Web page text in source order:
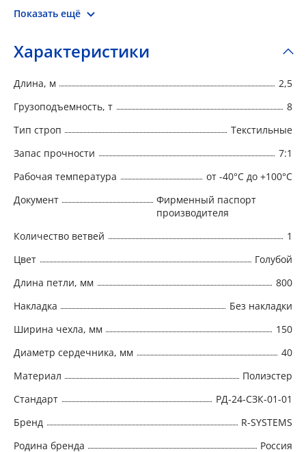
Показать ещё
Характеристики
Длина, м
2,5
Грузоподъемность, т
8
Тип строп
Текстильные
Запас прочности
7:1
Рабочая температура
от -40°C до +100°C
Документ
Фирменный паспорт
производителя
Количество ветвей
1
Цвет
Голубой
Длина петли, мм
800
Накладка
Без накладки
Ширина чехла, мм
150
Диаметр сердечника, мм
40
Материал
Полиэстер
Стандарт
РД-24-СЗК-01-01
Бренд
R-SYSTEMS
Родина бренда
Россия